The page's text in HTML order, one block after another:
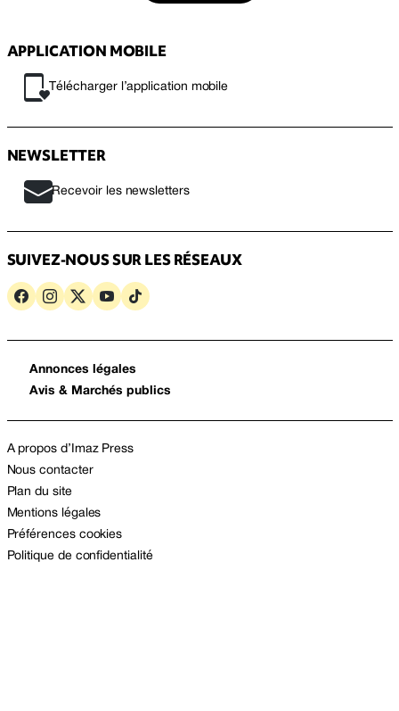
APPLICATION MOBILE
Télécharger l’application mobile
NEWSLETTER
Recevoir les newsletters
SUIVEZ-NOUS SUR LES RÉSEAUX
Annonces légales
Avis & Marchés publics
A propos d’Imaz Press
Nous contacter
Plan du site
Mentions légales
Préférences cookies
Politique de confidentialité